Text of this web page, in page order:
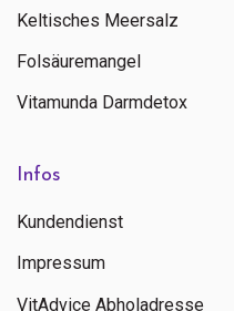
Keltisches Meersalz
Folsäuremangel
Vitamunda Darmdetox
Infos
Kundendienst
Impressum
VitAdvice Abholadresse